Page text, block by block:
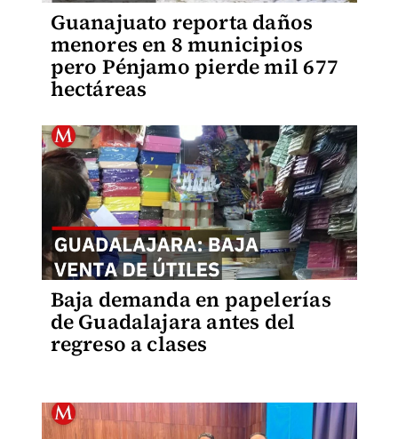
Guanajuato reporta daños
menores en 8 municipios
pero Pénjamo pierde mil 677
hectáreas
Baja demanda en papelerías
de Guadalajara antes del
regreso a clases